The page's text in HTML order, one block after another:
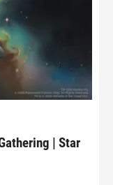
| Star